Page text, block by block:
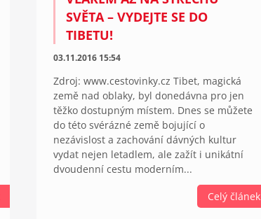
SVĚTA – VYDEJTE SE DO
TIBETU!
03.11.2016 15:54
Zdroj: www.cestovinky.cz Tibet, magická
země nad oblaky, byl donedávna pro jen
těžko dostupným místem. Dnes se můžete
do této svérázné země bojující o
nezávislost a zachování dávných kultur
vydat nejen letadlem, ale zažít i unikátní
dvoudenní cestu moderním...
Celý článek